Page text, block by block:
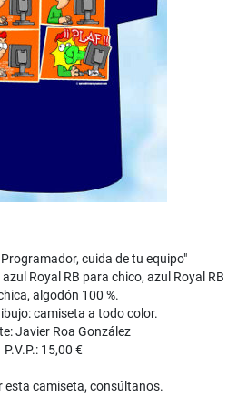
cuida de tu equipo"
Royal RB para chico, azul Royal RB
algodón 100 %.
camiseta a todo color.
Javier Roa González
P.V.P.: 15,00 €
esta camiseta, consúltanos.